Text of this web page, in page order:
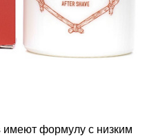
имеют формулу с низким